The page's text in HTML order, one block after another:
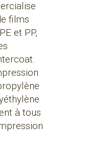
films
et PP,
à tous